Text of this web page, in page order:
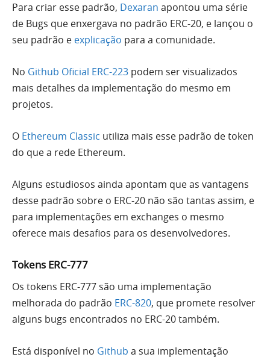
Para criar esse padrão, Dexaran apontou uma série
de Bugs que enxergava no padrão ERC-20, e lançou o
seu padrão e explicação para a comunidade.
No Github Oficial ERC-223 podem ser visualizados
mais detalhes da implementação do mesmo em
projetos.
O Ethereum Classic utiliza mais esse padrão de token
do que a rede Ethereum.
Alguns estudiosos ainda apontam que as vantagens
desse padrão sobre o ERC-20 não são tantas assim, e
para implementações em exchanges o mesmo
oferece mais desafios para os desenvolvedores.
Tokens ERC-777
Os tokens ERC-777 são uma implementação
melhorada do padrão ERC-820, que promete resolver
alguns bugs encontrados no ERC-20 também.
Está disponível no Github a sua implementação